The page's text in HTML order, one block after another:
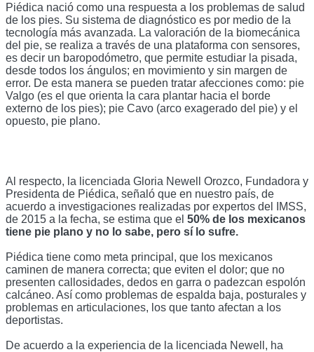
Piédica nació como una respuesta a los problemas de salud
de los pies. Su sistema de diagnóstico es por medio de la
tecnología más avanzada. La valoración de la biomecánica
del pie, se realiza a través de una plataforma con sensores,
es decir un baropodómetro, que permite estudiar la pisada,
desde todos los ángulos; en movimiento y sin margen de
error. De esta manera se pueden tratar afecciones como: pie
Valgo (es el que orienta la cara plantar hacia el borde
externo de los pies); pie Cavo (arco exagerado del pie) y el
opuesto, pie plano.
Al respecto, la licenciada Gloria Newell Orozco, Fundadora y
Presidenta de Piédica, señaló que en nuestro país, de
acuerdo a investigaciones realizadas por expertos del IMSS,
de 2015 a la fecha, se estima que el 50% de los mexicanos
tiene pie plano y no lo sabe, pero sí lo sufre.
Piédica tiene como meta principal, que los mexicanos
caminen de manera correcta; que eviten el dolor; que no
presenten callosidades, dedos en garra o padezcan espolón
calcáneo. Así como problemas de espalda baja, posturales y
problemas en articulaciones, los que tanto afectan a los
deportistas.
De acuerdo a la experiencia de la licenciada Newell, ha